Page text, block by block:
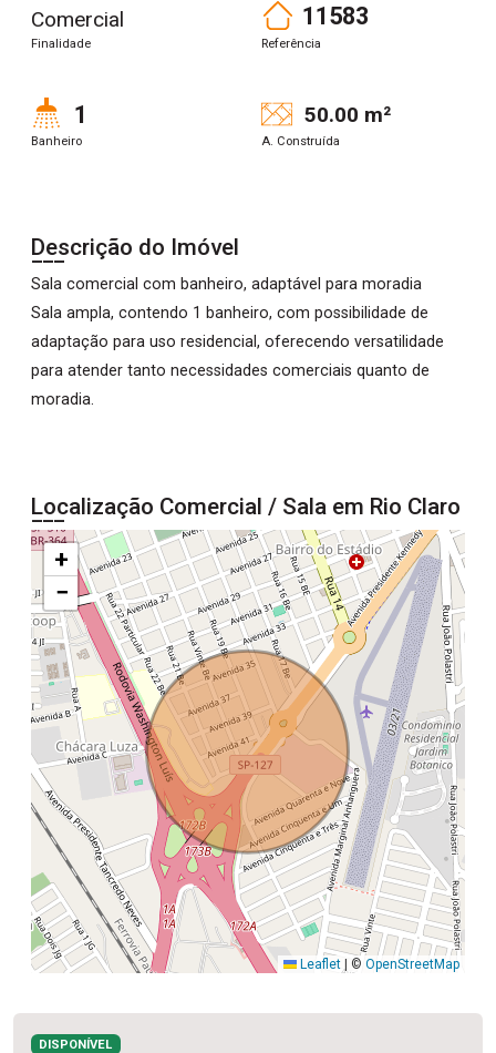
Comercial
Finalidade
11583
Referência
1
Banheiro
50.00 m²
A. Construída
Descrição do Imóvel
Sala comercial com banheiro, adaptável para moradia
Sala ampla, contendo 1 banheiro, com possibilidade de
adaptação para uso residencial, oferecendo versatilidade
para atender tanto necessidades comerciais quanto de
moradia.
Localização Comercial / Sala em Rio Claro
+
−
Leaflet | © OpenStreetMap
DISPONÍVEL